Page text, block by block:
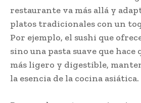
restaurante va más allá y
platos tradicionales con un
Por ejemplo, el sushi que
sino una pasta suave que hace
más ligero y digestible,
la esencia de la cocina asiática.